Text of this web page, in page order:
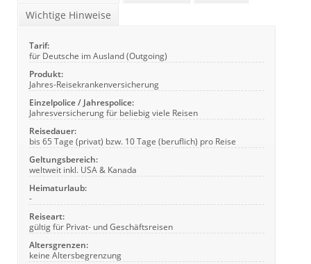
Wichtige Hinweise
Tarif:
für Deutsche im Ausland (Outgoing)
Produkt:
Jahres-Reisekrankenversicherung
Einzelpolice / Jahrespolice:
Jahresversicherung für beliebig viele Reisen
Reisedauer:
bis 65 Tage (privat) bzw. 10 Tage (beruflich) pro Reise
Geltungsbereich:
weltweit inkl. USA & Kanada
Heimaturlaub:
-
Reiseart:
gültig für Privat- und Geschäftsreisen
Altersgrenzen:
keine Altersbegrenzung